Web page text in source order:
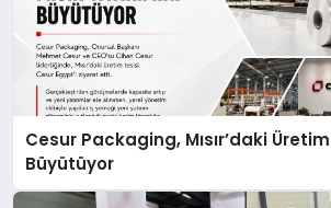
Cesur Packaging, Mısır’daki
Büyütüyor